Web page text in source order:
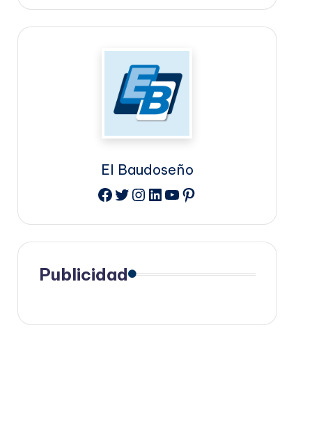
El Baudoseño
Facebook
Twitter
Instagram
LinkedIn
YouTube
Pinterest
Publicidad